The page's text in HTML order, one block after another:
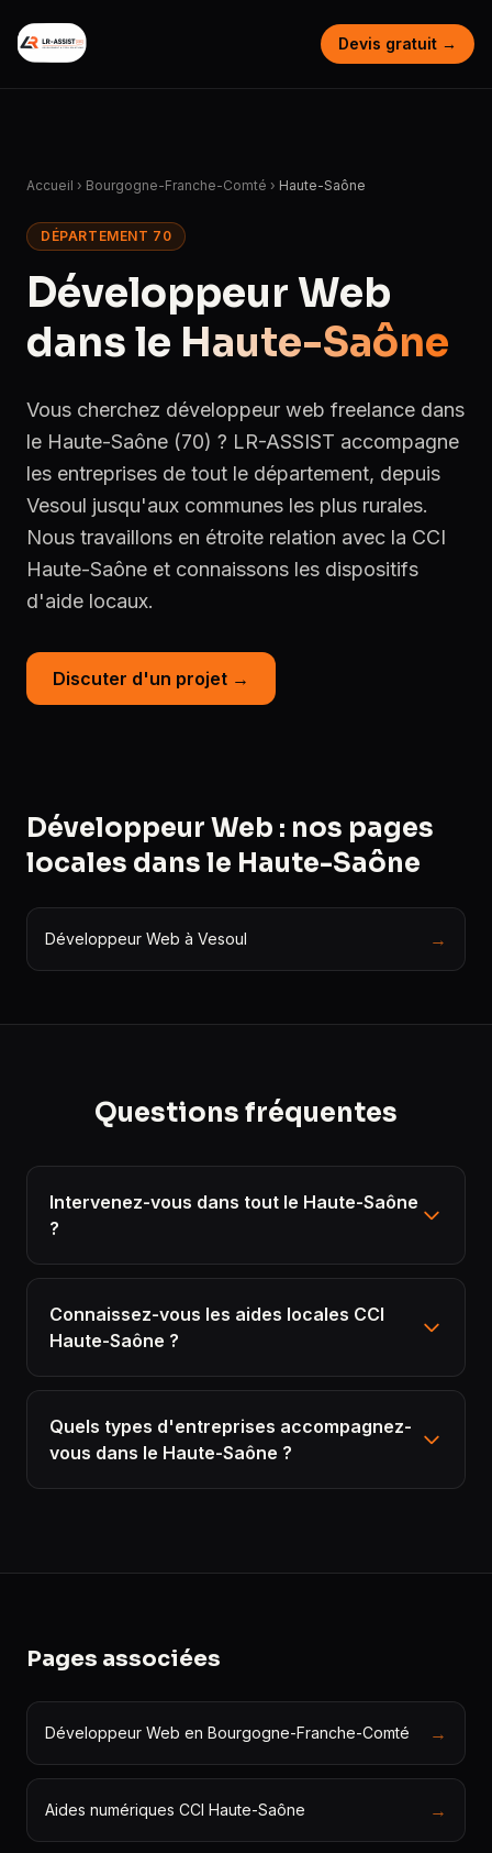
Devis gratuit →
Accueil › Bourgogne-Franche-Comté › Haute-Saône
DÉPARTEMENT 70
Développeur Web
dans le Haute-Saône
Vous cherchez développeur web freelance dans
le Haute-Saône (70) ? LR-ASSIST accompagne
les entreprises de tout le département, depuis
Vesoul jusqu'aux communes les plus rurales.
Nous travaillons en étroite relation avec la CCI
Haute-Saône et connaissons les dispositifs
d'aide locaux.
Discuter d'un projet →
Développeur Web : nos pages
locales dans le Haute-Saône
Développeur Web à Vesoul →
Questions fréquentes
Intervenez-vous dans tout le Haute-Saône
?
Connaissez-vous les aides locales CCI
Haute-Saône ?
Quels types d'entreprises accompagnez-
vous dans le Haute-Saône ?
Pages associées
Développeur Web en Bourgogne-Franche-Comté →
Aides numériques CCI Haute-Saône →